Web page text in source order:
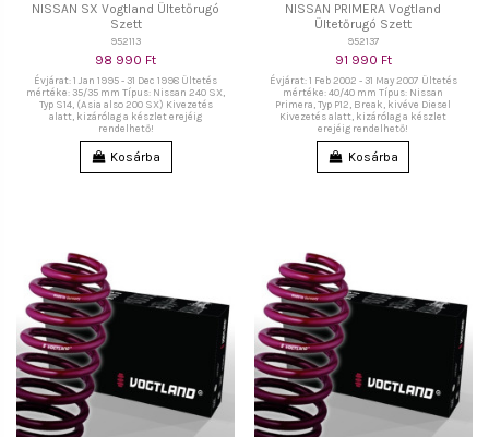
NISSAN SX Vogtland Ültetőrugó
Szett
952113
98 990 Ft
Évjárat: 1 Jan 1995 - 31 Dec 1998 Ültetés
mértéke: 35/35 mm Típus: Nissan 240 SX,
Typ S14, (Asia also 200 SX) Kivezetés
alatt, kizárólag a készlet erejéig
rendelhető!
Kosárba
NISSAN PRIMERA Vogtland
Ültetőrugó Szett
952137
91 990 Ft
Évjárat: 1 Feb 2002 - 31 May 2007 Ültetés
mértéke: 40/40 mm Típus: Nissan
Primera, Typ P12, Break, kivéve Diesel
Kivezetés alatt, kizárólag a készlet
erejéig rendelhető!
Kosárba